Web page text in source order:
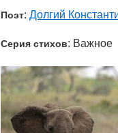
Поэт: Долгий
Серия стихов: Важное